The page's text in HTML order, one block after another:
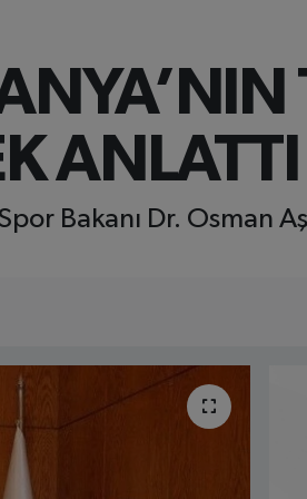
ANLATTI
Bakanı Dr. Osman